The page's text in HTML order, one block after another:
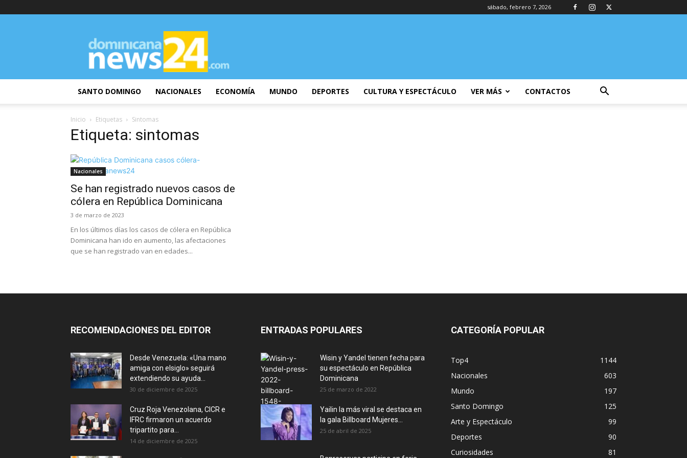
sábado, febrero 7, 2026
DominicanaNews24
SANTO DOMINGO NACIONALES ECONOMÍA MUNDO DEPORTES CULTURA Y ESPECTÁCULO VER MÁS CONTACTOS
Inicio Etiquetas Sintomas
Etiqueta: sintomas
Nacionales
Se han registrado nuevos casos de
cólera en República Dominicana
3 de marzo de 2023
En los últimos días los casos de cólera en República
Dominicana han ido en aumento, las afectaciones
que se han registrado van en edades...
RECOMENDACIONES DEL EDITOR
Desde Venezuela: «Una mano
amiga con elsiglo» seguirá
extendiendo su ayuda...
30 de diciembre de 2025
Cruz Roja Venezolana, CICR e
IFRC firmaron un acuerdo
tripartito para...
14 de diciembre de 2025
ENTRADAS POPULARES
Wisin y Yandel tienen fecha para
su espectáculo en República
Dominicana
25 de marzo de 2022
Yailin la más viral se destaca en
la gala Billboard Mujeres...
25 de abril de 2025
CATEGORÍA POPULAR
Top4
1144
Nacionales
603
Mundo
197
Santo Domingo
125
Arte y Espectáculo
99
Deportes
90
Curiosidades
81